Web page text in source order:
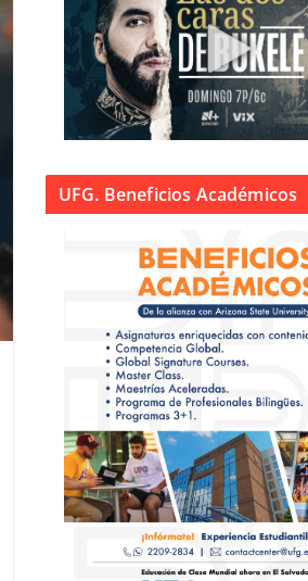
UFG. Beneficios Académicos